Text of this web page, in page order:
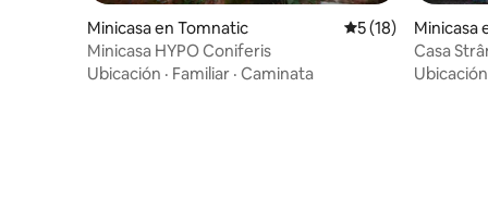
Minicasa en Tomnatic Calificación
5 (18)
Minicasa HYPO Coniferis
Ubicación · Familiar · Caminata
Minicasa
Casa
chimenea
Ubicación